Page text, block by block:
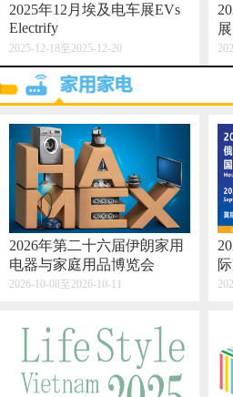
2025年12月埃及电车展EVs
Electrify
2025-12-18至2025-12-20
2026年第二十六届伊朗家用
电器与家庭用品博览会
2026-10-08至2026-10-11